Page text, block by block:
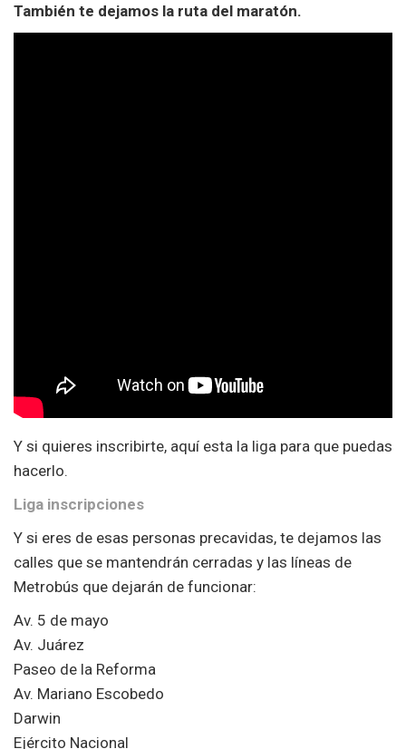
También te dejamos la ruta del maratón.
Y si quieres inscribirte, aquí esta la liga para que puedas
hacerlo.
Liga inscripciones
Y si eres de esas personas precavidas, te dejamos las
calles que se mantendrán cerradas y las líneas de
Metrobús que dejarán de funcionar:
Av. 5 de mayo
Av. Juárez
Paseo de la Reforma
Av. Mariano Escobedo
Darwin
Ejército Nacional